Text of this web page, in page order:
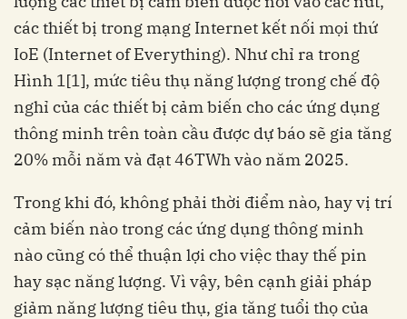
các thiết bị trong mạng Internet kết nối mọi thứ
IoE (Internet of Everything). Như chỉ ra trong
Hình 1[1], mức tiêu thụ năng lượng trong chế độ
nghỉ của các thiết bị cảm biến cho các ứng dụng
thông minh trên toàn cầu được dự báo sẽ gia tăng
20% mỗi năm và đạt 46TWh vào năm 2025.
Trong khi đó, không phải thời điểm nào, hay vị trí
cảm biến nào trong các ứng dụng thông minh
nào cũng có thể thuận lợi cho việc thay thế pin
hay sạc năng lượng. Vì vậy, bên cạnh giải pháp
giảm năng lượng tiêu thụ, gia tăng tuổi thọ của